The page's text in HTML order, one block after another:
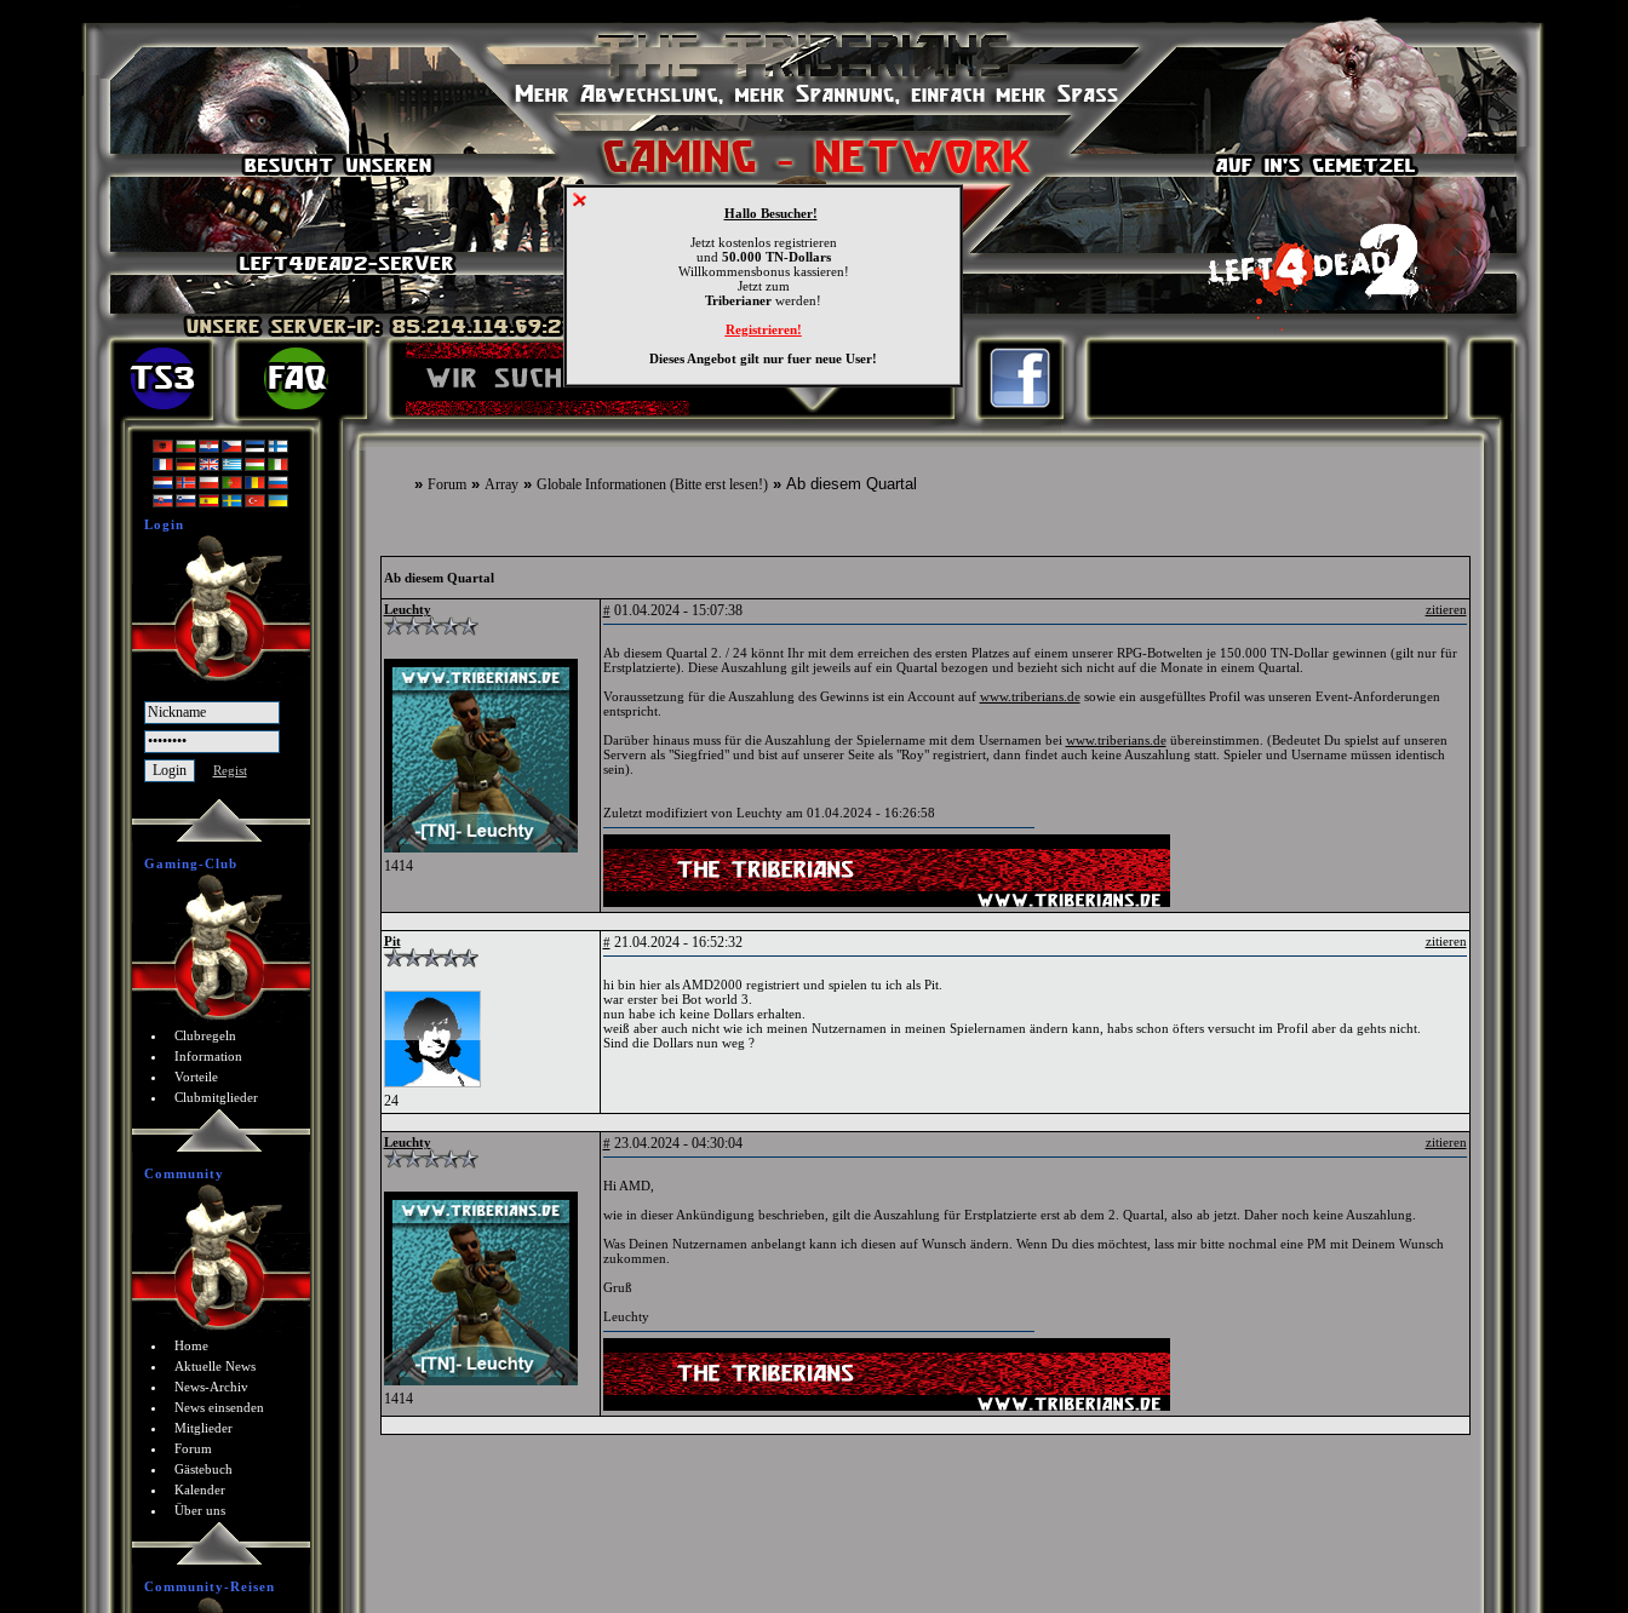
Hallo Besucher!
Jetzt kostenlos registrieren
und 50.000 TN-Dollars
Willkommensbonus kassieren!
Jetzt zum
Triberianer werden!
Registrieren!
Dieses Angebot gilt nur fuer neue User!
» Forum » Array » Globale Informationen (Bitte erst lesen!) » Ab diesem Quartal
Login
Regist
Gaming-Club
Clubregeln
Information
Vorteile
Clubmitglieder
Community
Home
Aktuelle News
News-Archiv
News einsenden
Mitglieder
Forum
Gästebuch
Kalender
Über uns
Community-Reisen
Ab diesem Quartal
Leuchty
1414
#01.04.2024 - 15:07:38 zitieren
Ab diesem Quartal 2. / 24 könnt Ihr mit dem erreichen des ersten Platzes auf einem unserer RPG-Botwelten je 150.000 TN-Dollar gewinnen (gilt nur für
Erstplatzierte). Diese Auszahlung gilt jeweils auf ein Quartal bezogen und bezieht sich nicht auf die Monate in einem Quartal.
Voraussetzung für die Auszahlung des Gewinns ist ein Account auf www.triberians.desowie ein ausgefülltes Profil was unseren Event-Anforderungen
entspricht.
Darüber hinaus muss für die Auszahlung der Spielername mit dem Usernamen bei www.triberians.deübereinstimmen. (Bedeutet Du spielst auf unseren
Servern als "Siegfried" und bist auf unserer Seite als "Roy" registriert, dann findet auch keine Auszahlung statt. Spieler und Username müssen identisch
sein).
Zuletzt modifiziert von Leuchty am 01.04.2024 - 16:26:58
Pit
24
#21.04.2024 - 16:52:32 zitieren
hi bin hier als AMD2000 registriert und spielen tu ich als Pit.
war erster bei Bot world 3.
nun habe ich keine Dollars erhalten.
weiß aber auch nicht wie ich meinen Nutzernamen in meinen Spielernamen ändern kann, habs schon öfters versucht im Profil aber da gehts nicht.
Sind die Dollars nun weg ?
Leuchty
1414
#23.04.2024 - 04:30:04 zitieren
Hi AMD,
wie in dieser Ankündigung beschrieben, gilt die Auszahlung für Erstplatzierte erst ab dem 2. Quartal, also ab jetzt. Daher noch keine Auszahlung.
Was Deinen Nutzernamen anbelangt kann ich diesen auf Wunsch ändern. Wenn Du dies möchtest, lass mir bitte nochmal eine PM mit Deinem Wunsch
zukommen.
Gruß
Leuchty